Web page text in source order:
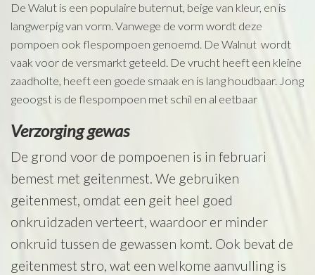
De Walut is een populaire buternut, beige van kleur, en is
langwerpig van vorm. Vanwege de vorm wordt deze
pompoen ook flespompoen genoemd. De Walnut wordt
vaak voor de versmarkt geteeld. De vrucht heeft een kleine
zaadholte, heeft een goede smaak en is lang houdbaar. Jong
geoogst is de flespompoen met schil en al eetbaar
Verzorging gewas
De grond voor de pompoenen is in februari
bemest met geitenmest. We gebruiken
geitenmest, omdat een geit heel goed
onkruidzaden verteert, waardoor er minder
onkruid tussen de gewassen komt. Ook bevat de
geitenmest stro, wat een welkome aanvulling is